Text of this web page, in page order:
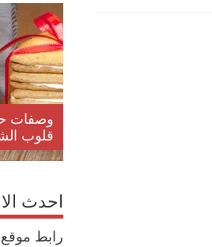
وصفات
قلوب
احدث
رابط موقع